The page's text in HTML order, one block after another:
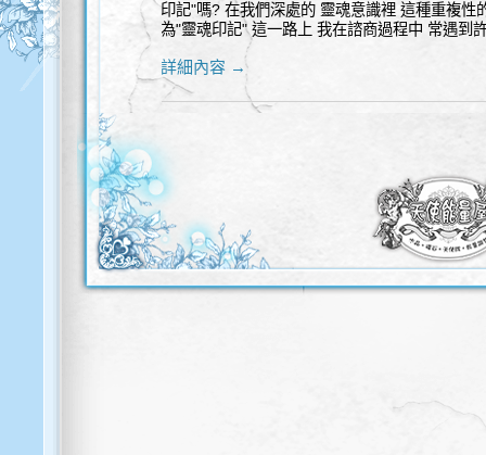
印記"嗎? 在我們深處的 靈魂意識裡 這種重複性
為"靈魂印記" 這一路上 我在諮商過程中 常遇到
詳細內容 →